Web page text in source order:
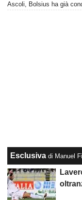
Esclusiva di Manuel